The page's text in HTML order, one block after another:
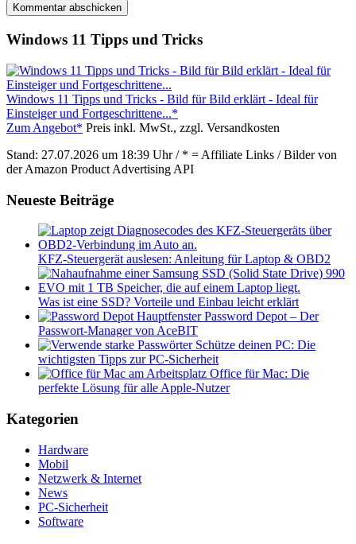
Windows 11 Tipps und Tricks
Windows 11 Tipps und Tricks - Bild für Bild erklärt - Ideal für
Einsteiger und Fortgeschrittene...*
Zum Angebot* Preis inkl. MwSt., zzgl. Versandkosten
Stand: 27.07.2026 um 18:39 Uhr / * = Affiliate Links / Bilder von
der Amazon Product Advertising API
Neueste Beiträge
KFZ-Steuergerät auslesen: Anleitung für Laptop & OBD2
Was ist eine SSD? Vorteile und Einbau leicht erklärt
Password Depot – Der
Passwort-Manager von AceBIT
Schütze deinen PC: Die
wichtigsten Tipps zur PC-Sicherheit
Office für Mac: Die
perfekte Lösung für alle Apple-Nutzer
Kategorien
Hardware
Mobil
Netzwerk & Internet
News
PC-Sicherheit
Software